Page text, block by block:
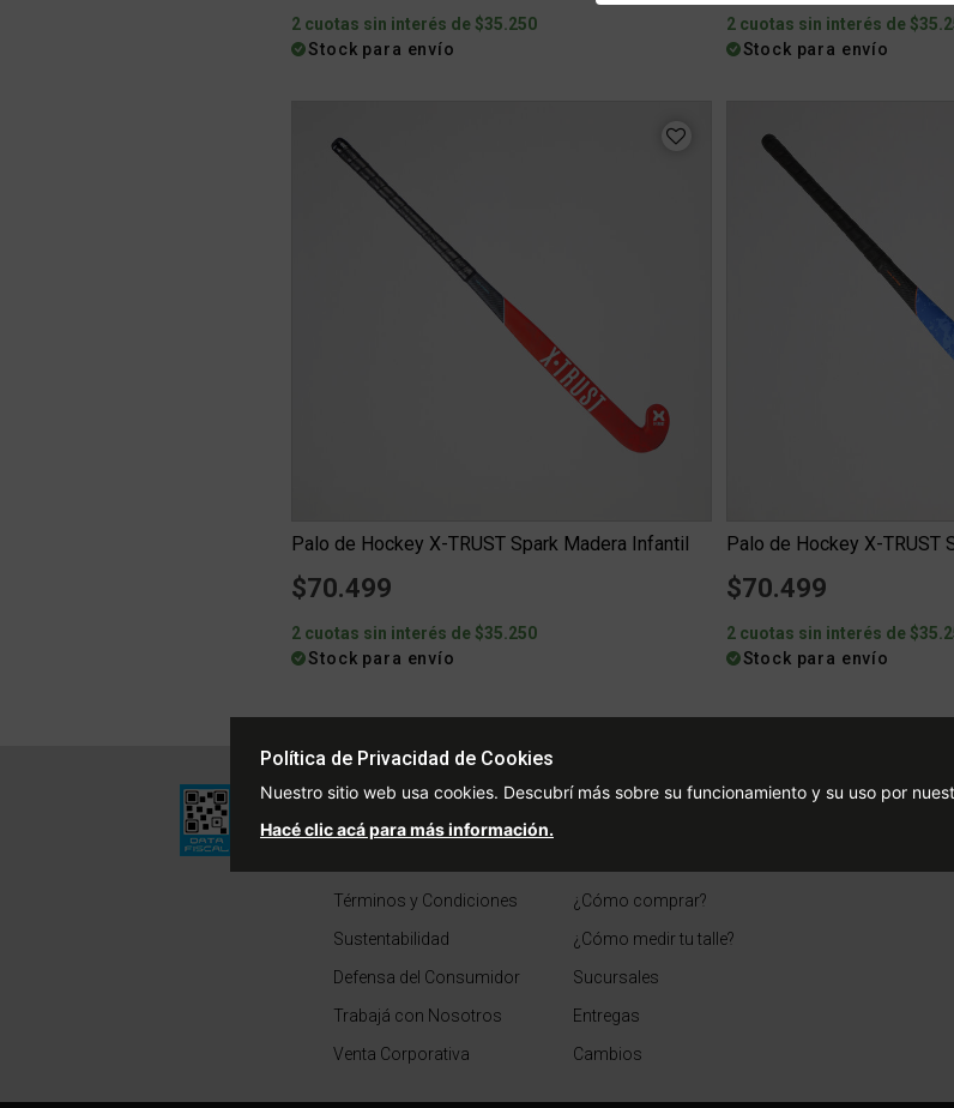
2 cuotas sin interés de $35.250
Stock para envío
2 cuotas sin interés de
Stock para envío
Palo de Hockey X-TRUST Spark Madera Infantil
$70.499
2 cuotas sin interés de $35.250
Stock para envío
$70.499
2 cuotas sin interés de
Stock para envío
Institucional
Quiénes Somos
Términos y Condiciones
Sustentabilidad
Defensa del Consumidor
Trabajá con Nosotros
Venta Corporativa
Ayuda
¿Cómo comprar?
¿Cómo medir tu talle?
Sucursales
Entregas
Cambios
Redes
Política de Privacidad de Cookies
Nuestro sitio web usa cookies. Descubrí más sobre su funcionamiento y su uso por
Hacé clic acá para más información.